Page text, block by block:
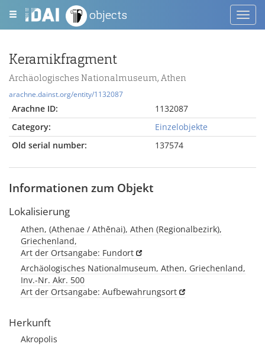
objects
Keramikfragment
Archäologisches Nationalmuseum, Athen
arachne.dainst.org/entity/1132087
Arachne ID:
1132087
Category:
Einzelobjekte
Old serial number:
137574
Informationen zum Objekt
Lokalisierung
Athen, (Athenae / Athēnai), Athen (Regionalbezirk),
Griechenland,
Art der Ortsangabe: Fundort
Archäologisches Nationalmuseum, Athen, Griechenland,
Inv.-Nr. Akr. 500
Art der Ortsangabe: Aufbewahrungsort
Herkunft
Akropolis